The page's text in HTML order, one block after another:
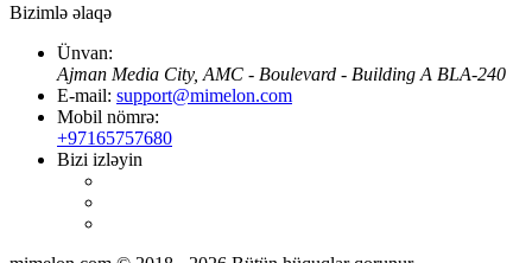
Bizimlə əlaqə
Ünvan:
Ajman Media City, AMC - Boulevard - Building A BLA-240
E-mail: support@mimelon.com
Mobil nömrə:
+97165757680
Bizi izləyin